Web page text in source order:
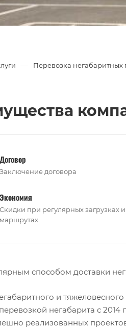
— Перевозка негабаритных
Договор
Заключение договора
Экономия
Скидки при регулярных загрузках
маршрутах.
способом доставки
и
негабарита с
реализованных